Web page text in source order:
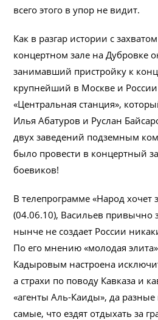
всего этого в упор не видит.
Как в разгар истории с
концертном зале на Дубровке
занимавший пристройку к
крупнейший в Москве и России
«Центральная станция»,
Илья Абатуров и Руслан
двух заведений подземным
было провести в концертный
боевиков!
В телепрограмме «Народ хочет
(04.06.10), Васильев привычно
нынче не создает России
По его мнению «молодая
Кадыровым настроена
а страхи по поводу Кавказа и
«агенты Аль-Каиды», да
самые, что ездят отдыхать за